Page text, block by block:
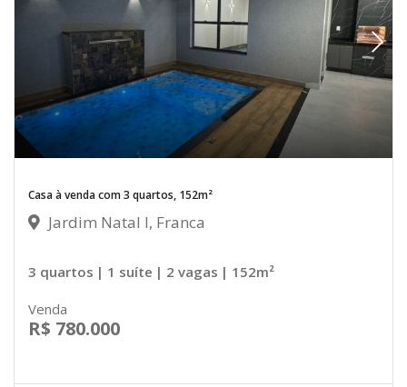
Casa à venda com 3 quartos, 152m²
Jardim Natal I, Franca
3 quartos | 1 suíte | 2 vagas | 152m²
Venda
R$ 780.000